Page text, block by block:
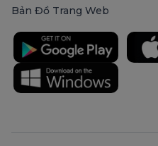
Bản Đồ Trang Web